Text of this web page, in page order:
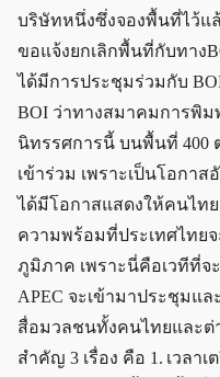
บริษัทหนึ่งซึ่งจองพื้นที่ไว้แ
ขอแจ้งยกเลิกพื้นที่กับทาง
ได้มีการประชุมร่วมกับ
BOI ว่าทางสมาคมการพิม
นิทรรศการนี้ บนพื้นที่ 400
เข้าร่วม เพราะเป็นโอกา
ได้มีโอกาสแสดงให้คนไท
ความพร้อมที่ประเทศไทย
ภูมิภาค เพราะนี่คือเวทีที่จ
APEC จะเข้ามาประชุมแ
สื่อมวลชนทั้งคนไทยและ
สำคัญ 3 เรื่อง คือ 1. เวลา